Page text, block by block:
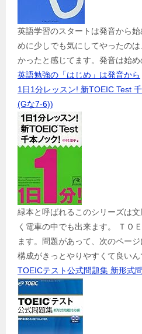
英語学習のスタートは発音から
めに少しでも気にしてやったの
かったと感じてます。発音は始め
英語勉強の「はじめ」は発音から
1日1分レッスン! 新TOEIC Test
(Gな7-6))
緑本と呼ばれるこのシリーズは
く電車の中でも出来ます。 ＴＯ
ます。問題があって、次のペー
構成がきっとやりやすくて良いん
TOEICテスト公式問題集 新形式